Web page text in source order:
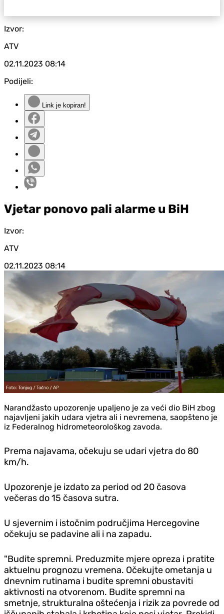
Izvor:
ATV
02.11.2023 08:14
Podijeli:
Link je kopiran!
Vjetar ponovo pali alarme u BiH
Izvor:
ATV
02.11.2023 08:14
Narandžasto upozorenje upaljeno je za veći dio BiH zbog
najavljeni jakih udara vjetra ali i nevremena, saopšteno je
iz Federalnog hidrometeorološkog zavoda.
Prema najavama, očekuju se udari vjetra do 80
km/h.
Upozorenje je izdato za period od 20 časova
večeras do 15 časova sutra.
U sjevernim i istočnim područjima Hercegovine
očekuju se padavine ali i na zapadu.
"Budite spremni. Preduzmite mjere opreza i pratite
aktuelnu prognozu vremena. Očekujte ometanja u
dnevnim rutinama i budite spremni obustaviti
aktivnosti na otvorenom. Budite spremni na
smetnje, strukturalna oštećenja i rizik za povrede od